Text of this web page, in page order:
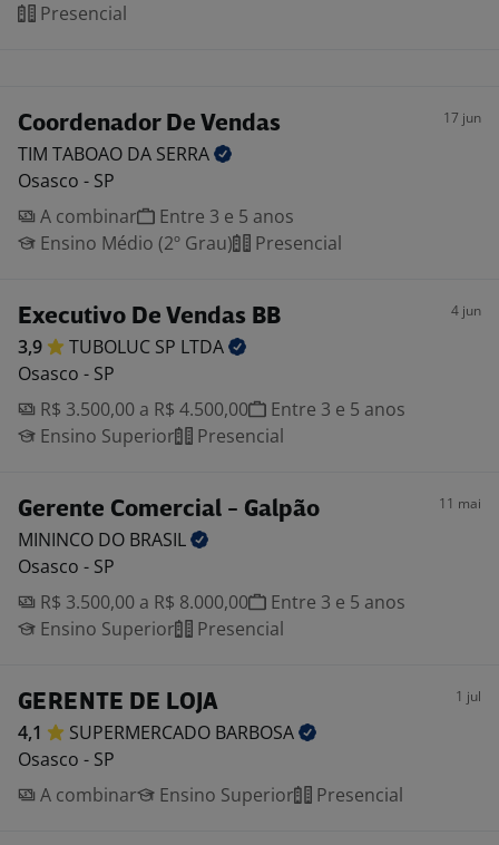
Presencial
Coordenador De Vendas 17 jun
TIM TABOAO DA SERRA
Osasco - SP
A combinar
Entre 3 e 5 anos
Ensino Médio (2º Grau)
Presencial
Executivo De Vendas BB 4 jun
3,9 TUBOLUC SP LTDA
Osasco - SP
R$ 3.500,00 a R$ 4.500,00
Entre 3 e 5 anos
Ensino Superior
Presencial
Gerente Comercial - Galpão 11 mai
MININCO DO BRASIL
Osasco - SP
R$ 3.500,00 a R$ 8.000,00
Entre 3 e 5 anos
Ensino Superior
Presencial
GERENTE DE LOJA 1 jul
4,1 SUPERMERCADO BARBOSA
Osasco - SP
A combinar
Ensino Superior Presencial